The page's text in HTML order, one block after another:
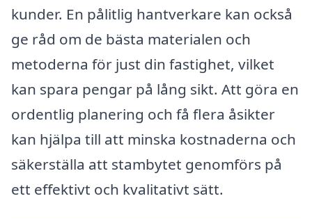
kunder. En pålitlig hantverkare kan också
ge råd om de bästa materialen och
metoderna för just din fastighet, vilket
kan spara pengar på lång sikt. Att göra en
ordentlig planering och få flera åsikter
kan hjälpa till att minska kostnaderna och
säkerställa att stambytet genomförs på
ett effektivt och kvalitativt sätt.